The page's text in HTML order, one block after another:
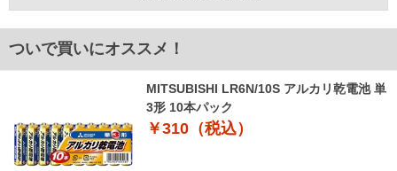
ついで買いにオススメ！
MITSUBISHI LR6N/10S アルカリ乾電池 単
3形 10本パック
￥310（税込）